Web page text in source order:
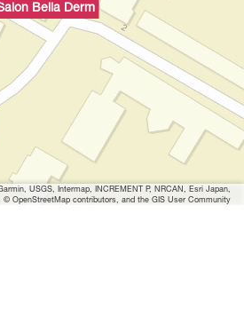
Bella Derm
USGS, Intermap, INCREMENT P, NRCAN, Esri Japan,
© OpenStreetMap contributors, and the GIS User Community